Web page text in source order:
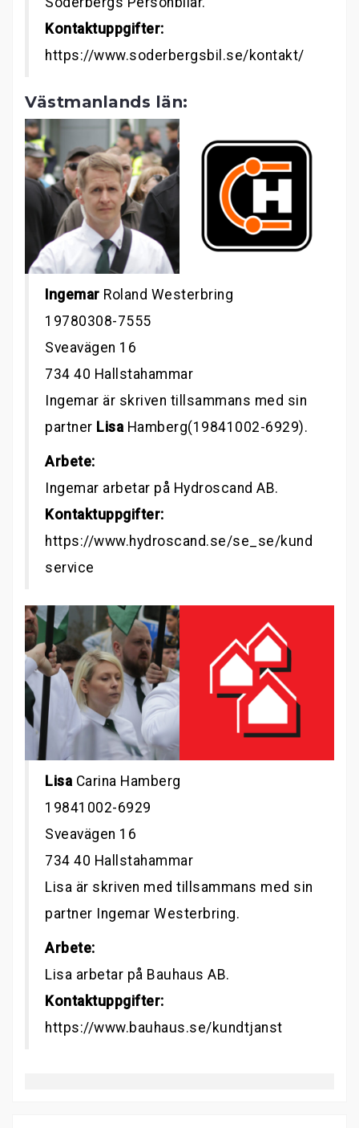
Kontaktuppgifter:
https://www.soderbergsbil.se/kontakt/
Västmanlands län:
Ingemar Roland Westerbring
19780308-7555
Sveavägen 16
734 40 Hallstahammar
Ingemar är skriven tillsammans med sin
partner Lisa Hamberg(19841002-6929).
Arbete:
Ingemar arbetar på Hydroscand AB.
Kontaktuppgifter:
https://www.hydroscand.se/se_se/kund
service
Lisa Carina Hamberg
19841002-6929
Sveavägen 16
734 40 Hallstahammar
Lisa är skriven med tillsammans med sin
partner Ingemar Westerbring.
Arbete:
Lisa arbetar på Bauhaus AB.
Kontaktuppgifter:
https://www.bauhaus.se/kundtjanst